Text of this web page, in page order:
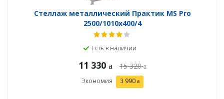
Стеллаж металлический Практик MS Pro
2500/1010x400/4
Есть в наличии
11 330 15 320
Экономия 3 990